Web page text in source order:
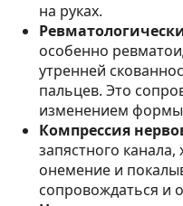
на руках.
особенно
утренней
пальцев. Это
изменением формы
Компрессия
запястного
онемение и
сопровождаться и